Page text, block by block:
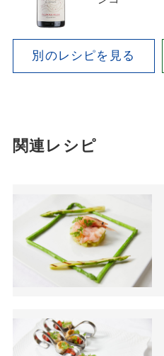
別のレシピを見る
関連レシピ